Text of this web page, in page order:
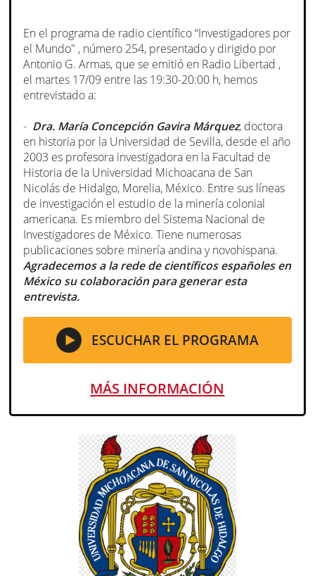
En el programa de radio científico “Investigadores por
el Mundo" , número 254, presentado y dirigido por
Antonio G. Armas, que se emitió en Radio Libertad ,
el martes 17/09 entre las 19:30-20:00 h, hemos
entrevistado a:
- Dra. María Concepción Gavira Márquez, doctora
en historia por la Universidad de Sevilla, desde el año
2003 es profesora investigadora en la Facultad de
Historia de la Universidad Michoacana de San
Nicolás de Hidalgo, Morelia, México. Entre sus líneas
de investigación el estudio de la minería colonial
americana. Es miembro del Sistema Nacional de
Investigadores de México. Tiene numerosas
publicaciones sobre minería andina y novohispana.
Agradecemos a la rede de científicos españoles en
México su colaboración para generar esta
entrevista.
ESCUCHAR EL PROGRAMA
MÁS INFORMACIÓN